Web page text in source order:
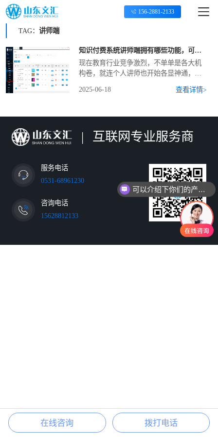
156-2881-2133
TAG： 讲师端
知识付费系统讲师端拥有哪些功能，可以为讲师售课带来哪些好处
现在教育行业竞争激烈，不单单是各大机
构卷，就连个人讲师也开始各显神通，充
是其中一种，今天就来介绍下知识付费系
2025-06-18 查看详情>
| 互联网专业服务商
服务电话
0531-68961230
咨询电话
15628812133
可以介绍下你们的产品么
现在有优惠活动吗
在线咨询 拨打电话